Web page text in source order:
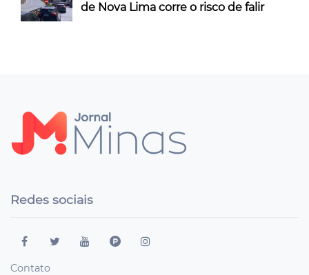
de Nova Lima corre o risco de falir
Redes sociais
Contato